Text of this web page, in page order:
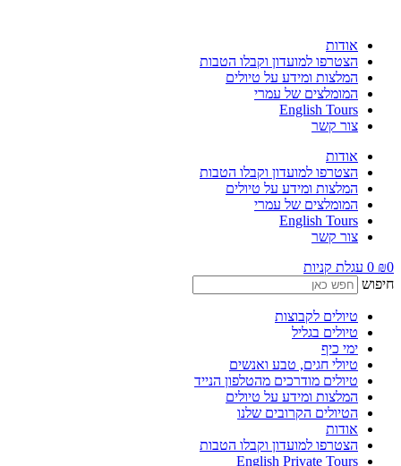
אודות
הצטרפו למועדון וקבלו הטבות
המלצות ומידע על טיולים
המומלצים של עמרי
English Tours
צור קשר
אודות
הצטרפו למועדון וקבלו הטבות
המלצות ומידע על טיולים
המומלצים של עמרי
English Tours
צור קשר
₪
0 עגלת קניות
חיפוש
טיולים לקבוצות
טיולים בגליל
ימי כיף
טיולי חגים, טבע ואנשים
טיולים מודרכים מהטלפון הנייד
המלצות ומידע על טיולים
הטיולים הקרובים שלנו
אודות
הצטרפו למועדון וקבלו הטבות
English Private Tours